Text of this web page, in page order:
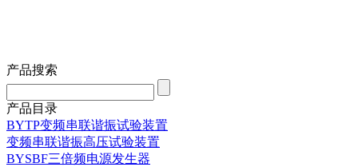
产品搜索
产品目录
BYTP变频串联谐振试验装置
变频串联谐振高压试验装置
BYSBF三倍频电源发生器